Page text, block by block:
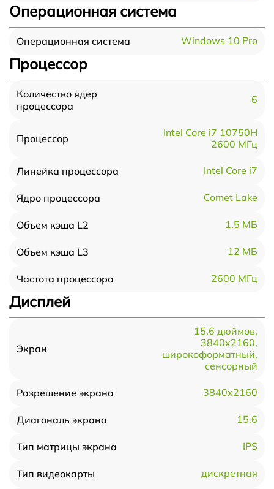
Операционная система
Операционная система Windows 10 Pro
Процессор
Количество ядер
процессора
6
Процессор
Intel Core i7 10750H
2600 МГц
Линейка процессора Intel Core i7
Ядро процессора Comet Lake
Объем кэша L2 1.5 МБ
Объем кэша L3 12 МБ
Частота процессора 2600 МГц
Дисплей
Экран
15.6 дюймов,
3840x2160,
широкоформатный,
сенсорный
Разрешение экрана 3840x2160
Диагональ экрана 15.6
Тип матрицы экрана IPS
Тип видеокарты дискретная